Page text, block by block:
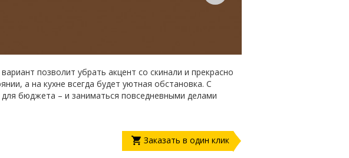
позволит убрать акцент со скинали и прекрасно
а на кухне всегда будет уютная обстановка. С
бюджета – и заниматься повседневными делами
Заказать в один клик